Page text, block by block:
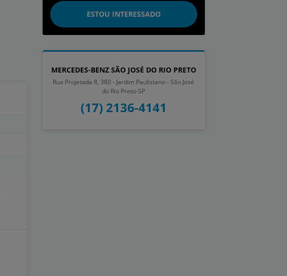
ESTOU INTERESSADO
MERCEDES-BENZ SÃO JOSÉ DO RIO PRETO
Rua Projetada 8, 380 - Jardim Paulistano - São José
do Rio Preto-SP
(17) 2136-4141